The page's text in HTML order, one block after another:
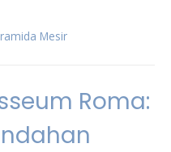
Mesir
Roma: